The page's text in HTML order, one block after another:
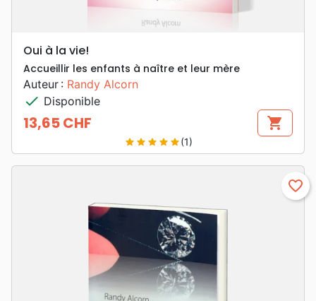
Oui à la vie!
Accueillir les enfants à naître et leur mère
Auteur : Randy Alcorn
check Disponible
Prix
13,65 CHF shopping_cart
star star star star star(1)
favorite_border